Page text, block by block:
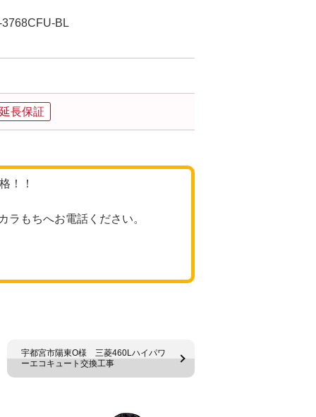
BL
長保証
！！
ラもちへお電話ください。
宇都宮市陽東O様 三菱460Lハイパワ
ーエコキュート交換工事